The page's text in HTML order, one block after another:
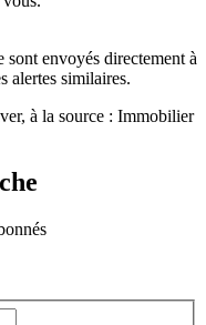
envoyés directement à
alertes similaires.
à la source : Immobilier